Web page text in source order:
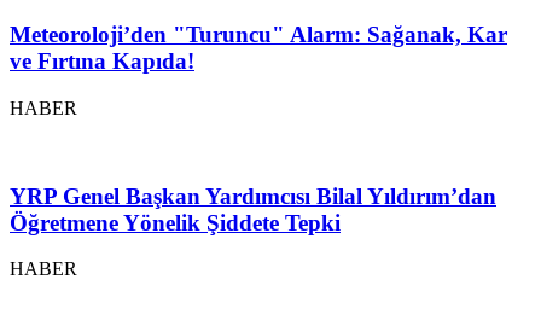
Meteoroloji’den "Turuncu" Alarm: Sağanak, Kar
ve Fırtına Kapıda!
HABER
YRP Genel Başkan Yardımcısı Bilal Yıldırım’dan
Öğretmene Yönelik Şiddete Tepki
HABER